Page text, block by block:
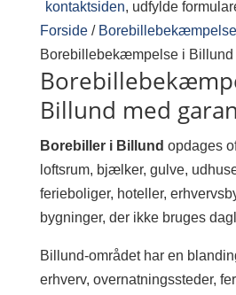
kontaktsiden, udfylde
Forside / Borebillebekæmpelse
Borebillebekæmpelse i Billund
Billund med
Borebiller i Billund opdages
loftsrum, bjælker, gulve,
ferieboliger, hoteller,
bygninger, der ikke bruges
Billund-området har en
erhverv, overnatningssteder,